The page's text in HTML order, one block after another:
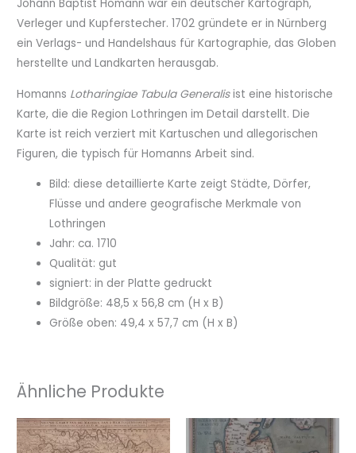
Johann Baptist Homann war ein deutscher Kartograph,
Verleger und Kupferstecher. 1702 gründete er in Nürnberg
ein Verlags- und Handelshaus für Kartographie, das Globen
herstellte und Landkarten herausgab.
Homanns Lotharingiae Tabula Generalisist eine historische
Karte, die die Region Lothringen im Detail darstellt. Die
Karte ist reich verziert mit Kartuschen und allegorischen
Figuren, die typisch für Homanns Arbeit sind.
Bild: diese detaillierte Karte zeigt Städte, Dörfer,
Flüsse und andere geografische Merkmale von
Lothringen
Jahr: ca. 1710
Qualität: gut
signiert: in der Platte gedruckt
Bildgröße: 48,5 x 56,8 cm (H x B)
Größe oben: 49,4 x 57,7 cm (H x B)
Ähnliche Produkte